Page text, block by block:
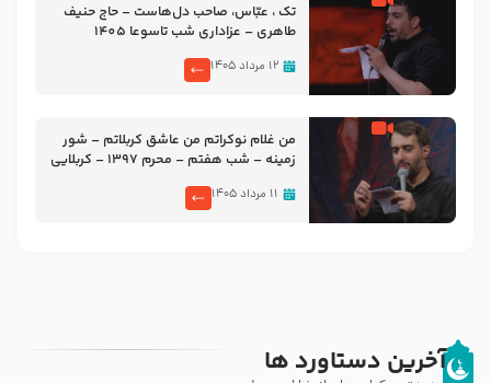
تک ، عبّاس، صاحب دل‌هاست – حاج حنیف
طاهری – عزاداری شب تاسوعا 1405
۱۲ مرداد ۱۴۰۵
من غلام نوکراتم من عاشق کربلاتم – شور
زمینه – شب هفتم – محرم 1397 – کربلایی
۱۱ مرداد ۱۴۰۵
آخرین دستاورد ها